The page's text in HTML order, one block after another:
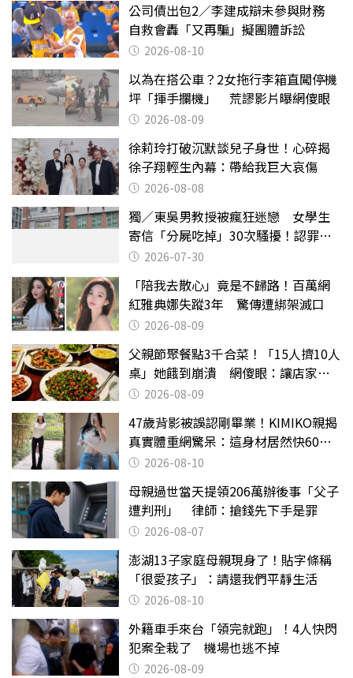
公司債出包2／李建成辯未參與財務
自救會轟「又再騙」擬團體訴訟
2026-08-10
以為在搭公車？2女拖行李箱直闖停機
坪「揮手攔機」 荒謬影片曝網傻眼
2026-08-09
徐莉玲打破沉默談兒子身世！心碎揭
徐子翔輕生內幕：帶給我巨大哀傷
2026-08-08
獨／東吳男教授被瘋狂迷戀 女學生
寄信「分屍吃掉」30次騷擾！認罪免
關 2026-07-30
「陪我去散心」竟是不歸路！百萬網
紅雅典娜失蹤3年 驚傳遭綁架滅口
2026-08-09
父親節聚餐點3千合菜！「15人擠10人
桌」她餓到崩潰 網傻眼：讓店家看
笑話2026-08-09
47歲背影被誤認剛畢業！KIMIKO親揭
真實體重網驚呆：這身材居然快60公
斤？2026-08-10
母親過世當天提領206萬辦後事「父子
遭判刑」 律師：搶錢先下手是罪
2026-08-07
澎湖13子家庭母親現身了！貼字條稱
「很愛孩子」：請還我們平靜生活
2026-08-10
外籍車手來台「領完就跑」！4人快閃
犯案全栽了 機場也逃不掉
2026-08-09